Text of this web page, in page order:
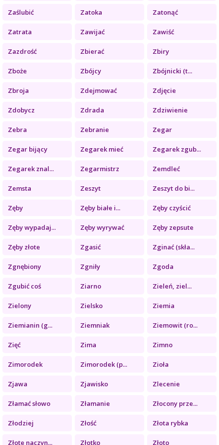
Zaślubić Zatoka Zatonąć
Zatrata Zawijać Zawiść
Zazdrość Zbierać Zbiry
Zboże Zbójcy Zbójnicki (t...
Zbroja Zdejmować Zdjęcie
Zdobycz Zdrada Zdziwienie
Zebra Zebranie Zegar
Zegar bijący Zegarek mieć Zegarek zgub...
Zegarek znal... Zegarmistrz Zemdleć
Zemsta Zeszyt Zeszyt do bi...
Zęby Zęby białe i... Zęby czyścić
Zęby wypadaj... Zęby wyrywać Zęby zepsute
Zęby złote Zgasić Zginać (skła...
Zgnębiony Zgniły Zgoda
Zgubić coś Ziarno Zieleń, ziel...
Zielony Zielsko Ziemia
Ziemianin (g... Ziemniak Ziemowit (ro...
Zięć Zima Zimno
Zimorodek Zimorodek (p... Zioła
Zjawa Zjawisko Zlecenie
Złamać słowo Złamanie Złocony prze...
Złodziej Złość Złota rybka
Złote naczyn... Złotko Złoto